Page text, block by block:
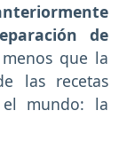
de
que la
las recetas
mundo: la